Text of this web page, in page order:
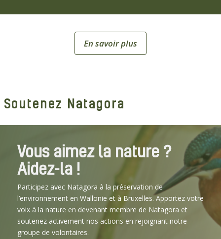
En savoir plus
Soutenez Natagora
Vous aimez la nature ?
Aidez-la !
Participez avec Natagora à la préservation de
l’environnement en Wallonie et à Bruxelles. Apportez votre
voix à la nature en devenant membre de Natagora et
soutenez activement nos actions en rejoignant notre
groupe de volontaires.